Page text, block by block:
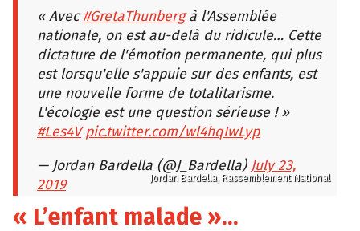
« Avec#GretaThunbergà l'Assemblée
nationale, on est au-delà du ridicule… Cette
dictature de l'émotion permanente, qui plus
est lorsqu'elle s'appuie sur des enfants, est
une nouvelle forme de totalitarisme.
L'écologie est une question sérieuse ! »
#Les4V pic.twitter.com/wl4hqIwLyp
— Jordan Bardella (@J_Bardella) July 23,
2019
Jordan Bardella, Rassemblement National
« L’enfant malade »…